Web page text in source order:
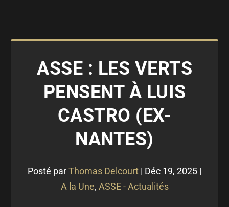
ASSE : LES VERTS
PENSENT À LUIS
CASTRO (EX-
NANTES)
Posté parThomas Delcourt | Déc 19, 2025 |
A la Une, ASSE - Actualités